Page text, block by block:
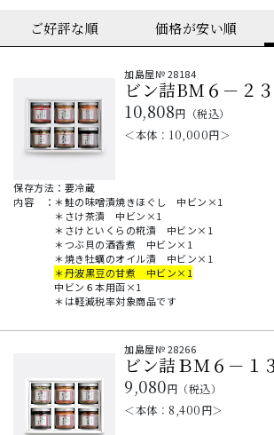
加島屋№28184
ビン詰BM６－２
10,808円（税込）
＜本体： 10,000円＞
保存方法：要冷蔵
内容 ： ＊鮭の味噌漬焼きほぐし 中ビン×1
＊さけ茶漬 中ビン×1
＊さけといくらの糀漬 中ビン×1
＊つぶ貝の酒香煮 中ビン×1
＊焼き牡蠣のオイル漬 中ビン×1
＊丹波黒豆の甘煮 中ビン×1
中ビン６本用函×1
＊は軽減税率対象商品です
加島屋№28266
ビン詰ＢＭ６－１
9,080円（税込）
＜本体： 8,400円＞